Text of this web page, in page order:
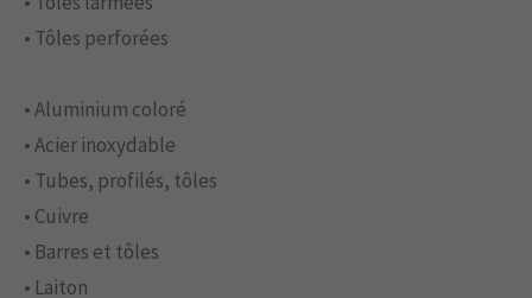
• Tôles perforées
• Aluminium coloré
• Acier inoxydable
• Tubes, profilés, tôles
• Cuivre
• Barres et tôles
• Laiton